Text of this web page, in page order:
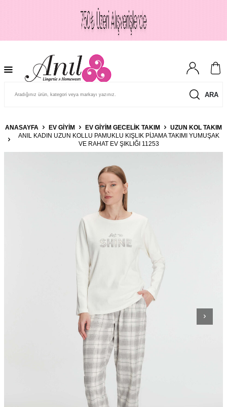
ARA
ANASAYFA EV GIYIM EV GIYIM GECELIK TAKIM
UZUN KOL TAKIM
ANIL KADIN UZUN KOLLU PAMUKLU KIŞLIK PIJAMA TAKIMI YUMUŞAK
VE RAHAT EV ŞIKLIĞI 11253